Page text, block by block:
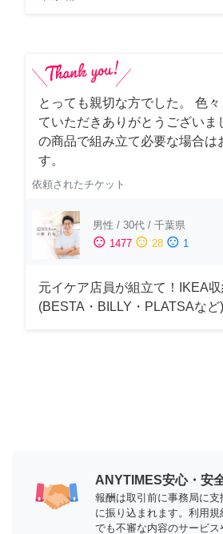
とっても親切な方でした。 色
ていただきありがとうございま
の商品で組み立て必要な場合は
す。
依頼されたチケット
男性 / 30代 / 千葉県
sentiment_satisfied 1477 sentiment_neutral 28 sentiment_dissatisfied 1
元イケア店員が組立て！IKEA
(BESTA・BILLY・PLATSAなど)
ANYTIMES安心・安
報酬は取引前に事務局に
に振り込まれます。利用
でも不審な内容のサービ